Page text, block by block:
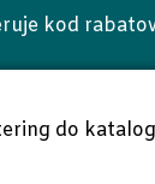
kod
do